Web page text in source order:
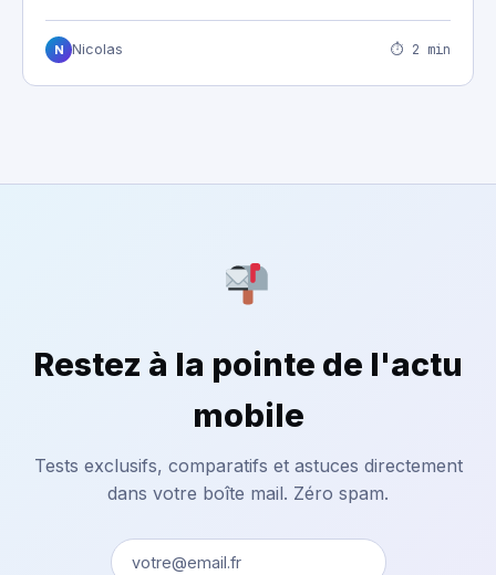
N Nicolas ⏱ 2 min
Restez à la pointe de l'actu
mobile
Tests exclusifs, comparatifs et astuces directement
dans votre boîte mail. Zéro spam.